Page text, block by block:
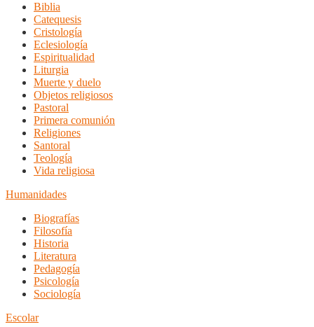
Biblia
Catequesis
Cristología
Eclesiología
Espiritualidad
Liturgia
Muerte y duelo
Objetos religiosos
Pastoral
Primera comunión
Religiones
Santoral
Teología
Vida religiosa
Humanidades
Biografías
Filosofía
Historia
Literatura
Pedagogía
Psicología
Sociología
Escolar